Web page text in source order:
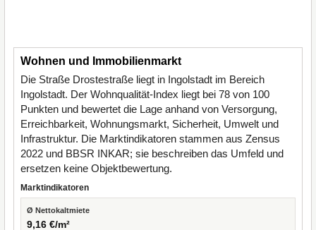
Wohnen und Immobilienmarkt
Die Straße Drostestraße liegt in Ingolstadt im Bereich
Ingolstadt. Der Wohnqualität-Index liegt bei 78 von 100
Punkten und bewertet die Lage anhand von Versorgung,
Erreichbarkeit, Wohnungsmarkt, Sicherheit, Umwelt und
Infrastruktur. Die Marktindikatoren stammen aus Zensus
2022 und BBSR INKAR; sie beschreiben das Umfeld und
ersetzen keine Objektbewertung.
Marktindikatoren
Ø Nettokaltmiete
9,16 €/m²